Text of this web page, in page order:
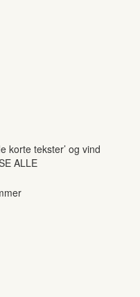
korte tekster’ og vind
ALLE